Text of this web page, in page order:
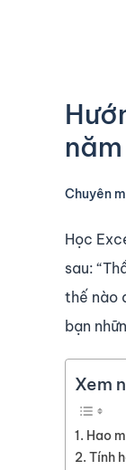
Chuyên
Học
sau:
thế nào
bạn
Xem
Hao
Tính